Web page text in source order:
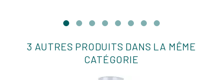
3 AUTRES PRODUITS DANS LA MÊME
CATÉGORIE